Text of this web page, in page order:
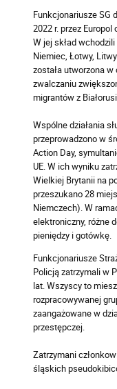
Funkcjonariusze SG
2022 r. przez
W jej skład
Niemiec, Łotwy,
została utworzona
zwalczaniu
migrantów z
Wspólne działania
przeprowadzono w
Action Day,
UE. W ich wyniku
Wielkiej Brytanii na
przeszukano 28
Niemczech). W
elektroniczny, różne
pieniędzy i gotówkę.
Funkcjonariusze
Policją zatrzymali w
lat. Wszyscy to
rozpracowywanej
zaangażowane w
przestępczej.
Zatrzymani
śląskich